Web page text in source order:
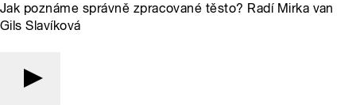
Jak poznáme správně zpracované těsto? Radí Mirka van
Gils Slavíková